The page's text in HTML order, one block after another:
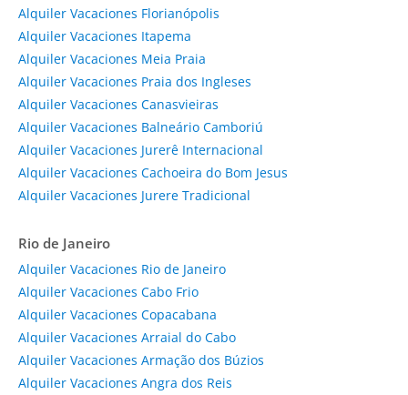
Alquiler Vacaciones Florianópolis
Alquiler Vacaciones Itapema
Alquiler Vacaciones Meia Praia
Alquiler Vacaciones Praia dos Ingleses
Alquiler Vacaciones Canasvieiras
Alquiler Vacaciones Balneário Camboriú
Alquiler Vacaciones Jurerê Internacional
Alquiler Vacaciones Cachoeira do Bom Jesus
Alquiler Vacaciones Jurere Tradicional
Rio de Janeiro
Alquiler Vacaciones Rio de Janeiro
Alquiler Vacaciones Cabo Frio
Alquiler Vacaciones Copacabana
Alquiler Vacaciones Arraial do Cabo
Alquiler Vacaciones Armação dos Búzios
Alquiler Vacaciones Angra dos Reis